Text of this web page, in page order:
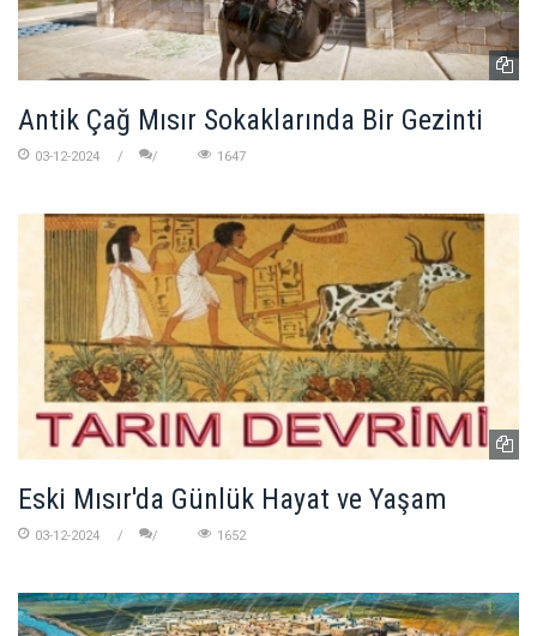
Antik Çağ Mısır Sokaklarında Bir Gezinti
03-12-2024 1647
Eski Mısır'da Günlük Hayat ve Yaşam
03-12-2024 1652